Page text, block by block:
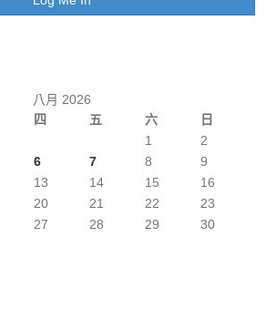
八月 2026
四 五 六 日
1
2
6 7 8
9
13 14 15
16
20 21 22
23
27 28 29
30